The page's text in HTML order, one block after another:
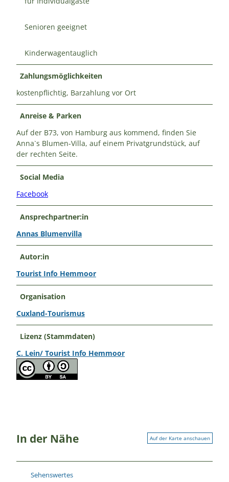
Senioren geeignet
Kinderwagentauglich
Zahlungsmöglichkeiten
kostenpflichtig, Barzahlung vor Ort
Anreise & Parken
Auf der B73, von Hamburg aus kommend, finden Sie
Anna`s Blumen-Villa, auf einem Privatgrundstück, auf
der rechten Seite.
Social Media
Facebook
Ansprechpartner:in
Annas Blumenvilla
Autor:in
Tourist Info Hemmoor
Organisation
Cuxland-Tourismus
Lizenz (Stammdaten)
C. Lein/ Tourist Info Hemmoor
In der Nähe Auf der Karte anschauen
Sehenswertes